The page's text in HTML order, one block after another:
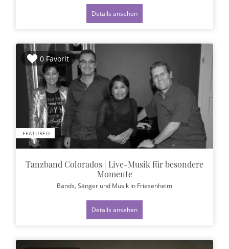
Details ansehen
0 Favorit
FEATURED
Tanzband Colorados | Live-Musik für besondere
Momente
Bands, Sänger und Musik in Friesenheim
Details ansehen